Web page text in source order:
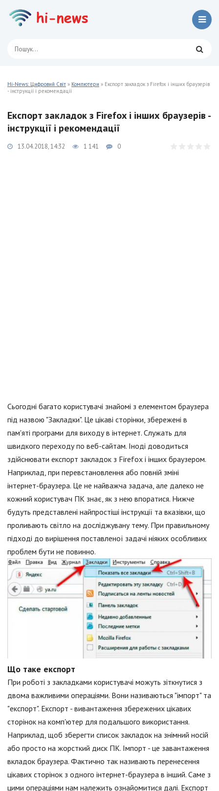
Hi-News: Цифровий Світ » Компютери » Експорт закладок з Firefox і інших браузерів
- інструкції і рекомендації
Експорт закладок з Firefox і інших браузерів -
інструкції і рекомендації
13.04.2018, 14:32 1 141 0
Сьогодні багато користувачі знайомі з елементом браузера
під назвою "Закладки". Це цікаві сторінки, збережені в
пам'яті програми для виходу в інтернет. Служать для
швидкого переходу по веб-сайтам. Іноді доводиться
здійснювати експорт закладок з Firefox і інших браузером.
Наприклад, при перевстановлення або повній зміні
інтернет-браузера. Це не найважча задача, але далеко не
кожний користувач ПК знає, як з нею впоратися. Нижче
будуть представлені найпростіші інструкції та вказівки, що
проливають світло на досліджувану тему. При правильному
підході до вирішення поставленої задачі ніяких особливих
проблем бути не повинно.
Що таке експорт
При роботі з закладками користувачі можуть зіткнутися з
двома важливими операціями. Вони називаються "імпорт" та
"експорт". Експорт - вивантаження збережених цікавих
сторінок на комп'ютер для подальшого використання.
Наприклад, щоб зберегти список закладок на знімний носій
або просто на жорсткий диск ПК. Імпорт - це завантаження
вкладок браузера. Фактично так називають перенесення
цікавих сторінок з одного інтернет-браузера в інший. Саме з
цими операціями нам належить ознайомитися далі. Експорт